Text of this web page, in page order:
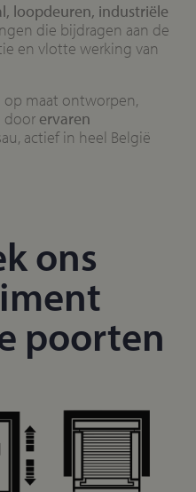
loopdeuren, industriële
die bijdragen aan de
en vlotte werking van
maat ontworpen,
door ervaren
actief in heel België
ons
poorten​